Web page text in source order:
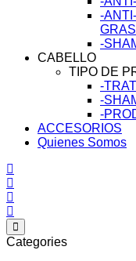
-
-
CABELLO
TIPO DE
-
-
-
ACCESORIOS
Quienes Somos
Categories